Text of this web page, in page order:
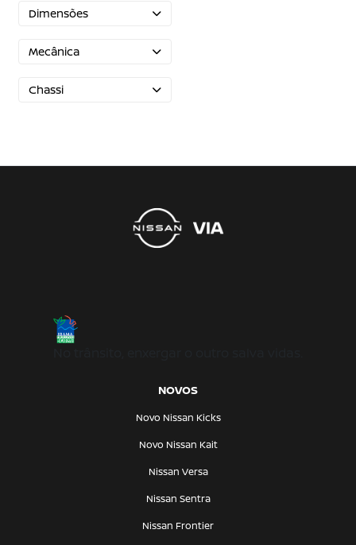
Dimensões
Mecânica
Chassi
NOVOS
Novo Nissan Kicks
Novo Nissan Kait
Nissan Versa
Nissan Sentra
Nissan Frontier